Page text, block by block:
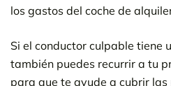
los gastos del coche de
Si el conductor culpable tiene
también puedes recurrir a tu
para que te ayude a cubrir